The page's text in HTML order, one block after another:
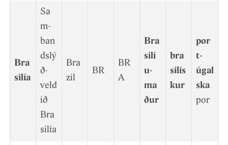
Bra
silía
Sa
m­
ban
dslý
ð­
veld
ið
Bra
silía
Bra
zil
BR
BR
A
Bra
silí
u­
ma
ður
bra
silís
k­ur
por
t­
úgal
ska
por